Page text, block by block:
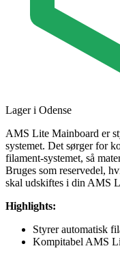
Lager i Odense
AMS Lite Mainboard er
systemet. Det sørger for
filament-systemet, så
Bruges som reservedel,
skal udskiftes i din AMS
Highlights:
Styrer automatisk
Kompitabel AMS